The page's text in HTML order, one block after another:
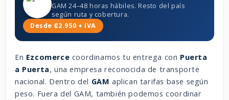
GAM 24–48 horas hábiles. Resto del país
según ruta y cobertura.
Desde ₡2.950 + IVA
En Ezcomerce coordinamos tu entrega con Puerta
a Puerta, una empresa reconocida de transporte
nacional. Dentro del GAM aplican tarifas base según
peso. Fuera del GAM, también podemos coordinar